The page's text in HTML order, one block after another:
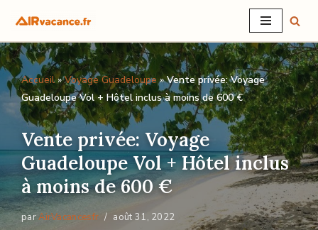
Aller
au
contenu
Accueil»Voyage Guadeloupe»Vente privée: Voyage
Guadeloupe Vol + Hôtel inclus à moins de 600 €
Vente privée: Voyage
Guadeloupe Vol + Hôtel inclus
à moins de 600 €
parAirVacancesfr août 31, 2022